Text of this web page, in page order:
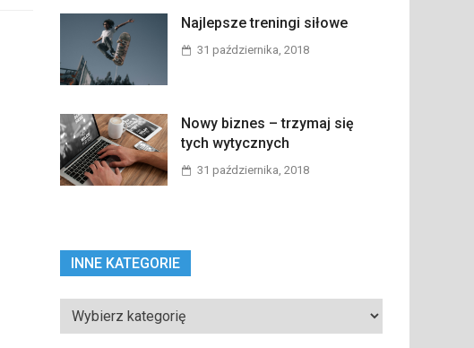
Najlepsze treningi siłowe
31 października, 2018
Nowy biznes – trzymaj się
tych wytycznych
31 października, 2018
INNE KATEGORIE
Inne
kategorie